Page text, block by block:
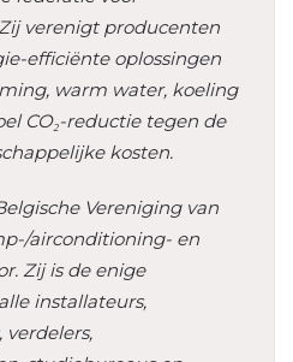
verenigt producenten
efficiënte oplossingen
warm water, koeling
CO₂-reductie tegen de
kosten.
Vereniging van
airconditioning- en
Zij is de enige
installateurs,
verdelers,